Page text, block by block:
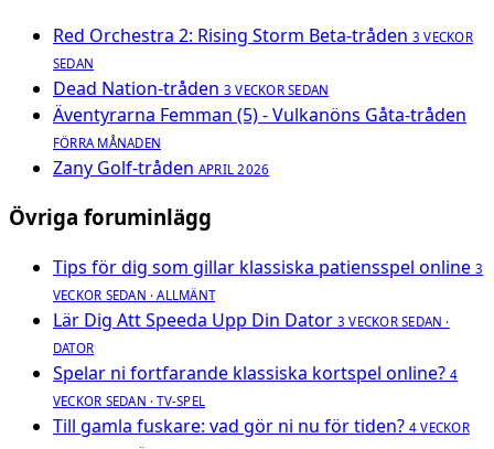
Red Orchestra 2: Rising Storm Beta-tråden 3 VECKOR
SEDAN
Dead Nation-tråden 3 VECKOR SEDAN
Äventyrarna Femman (5) - Vulkanöns Gåta-tråden
FÖRRA MÅNADEN
Zany Golf-tråden APRIL 2026
Övriga foruminlägg
Tips för dig som gillar klassiska patiensspel online 3
VECKOR SEDAN · ALLMÄNT
Lär Dig Att Speeda Upp Din Dator 3 VECKOR SEDAN ·
DATOR
Spelar ni fortfarande klassiska kortspel online? 4
VECKOR SEDAN · TV-SPEL
Till gamla fuskare: vad gör ni nu för tiden? 4 VECKOR